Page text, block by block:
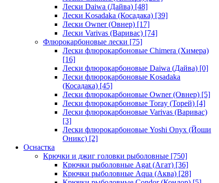
Лески Daiwa (Дайва) [48]
Лески Kosadaka (Косадака) [39]
Лески Owner (Овнер) [17]
Лески Varivas (Варивас) [74]
Флюрокарбоновые лески [75]
Лески флюрокарбоновые Chimera (Химера)
[16]
Лески флюрокарбоновые Daiwa (Дайва) [0]
Лески флюрокарбоновые Kosadaka
(Косадака) [45]
Лески флюрокарбоновые Owner (Овнер) [5]
Лески флюрокарбоновые Toray (Торей) [4]
Лески флюрокарбоновые Varivas (Варивас)
[3]
Лески флюрокарбоновые Yoshi Onyx (Йоши
Оникс) [2]
Оснастка
Крючки и джиг головки рыболовные [750]
Крючки рыболовные Agat (Агат) [36]
Крючки рыболовные Aqua (Аква) [28]